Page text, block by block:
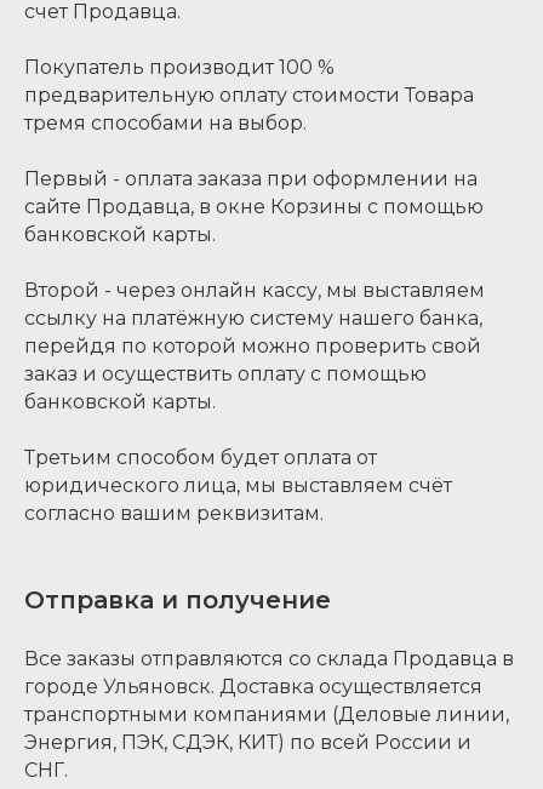
счет Продавца.
Покупатель производит 100 %
предварительную оплату стоимости Товара
тремя способами на выбор.
Первый - оплата заказа при оформлении на
сайте Продавца, в окне Корзины с помощью
банковской карты.
Второй - через онлайн кассу, мы выставляем
ссылку на платёжную систему нашего банка,
перейдя по которой можно проверить свой
заказ и осуществить оплату с помощью
банковской карты.
Третьим способом будет оплата от
юридического лица, мы выставляем счёт
согласно вашим реквизитам.
Отправка и получение
Все заказы отправляются со склада Продавца в
городе Ульяновск. Доставка осуществляется
транспортными компаниями (Деловые линии,
Энергия, ПЭК, СДЭК, КИТ) по всей России и
СНГ.